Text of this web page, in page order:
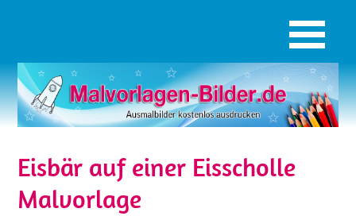
Eisbär auf einer Eisscholle
Malvorlage